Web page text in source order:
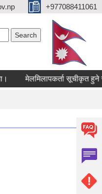
+977088411061
मेलमिलापकर्ता सूचीकृत हुने